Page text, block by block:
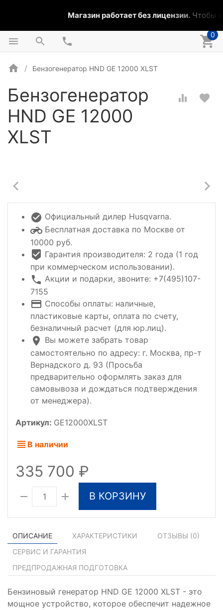
Магазин работает без лицензии.Чтобы
0
Бензогенератор HND GE 12000 XLST
Бензогенератор
HND GE 12000
XLST
Официальный дилер Husqvarna.
Бесплатная доставка по Москве от
10000 руб.
Гарантия производителя: 2 года (1 год
при коммерческом использовании).
Акции и подарки, звоните: +7(495)107-
7155
Способы оплаты: наличные,
пластиковые карты, оплата по счету,
безналичный расчет (для юр.лиц).
Вы можете забрать товар
самостоятельно по адресу: г. Москва, пр-т
Вернадского д. 93 (Просьба
предварительно оформлять заказ для
самовывоза и дождаться подтверждения
от менеджера).
Артикул: GE12000XLST
В наличии
335 700
В КОРЗИНУ
ОПИСАНИЕ ХАРАКТЕРИСТИКИ ОТЗЫВЫ (0)
СЕРВИС И ГАРАНТИЯ
ПРЕДПРОДАЖНАЯ ПОДГОТОВКА
Бензиновый генератор HND GE 12000 XLST - это
мощное устройство, которое обеспечит надежное